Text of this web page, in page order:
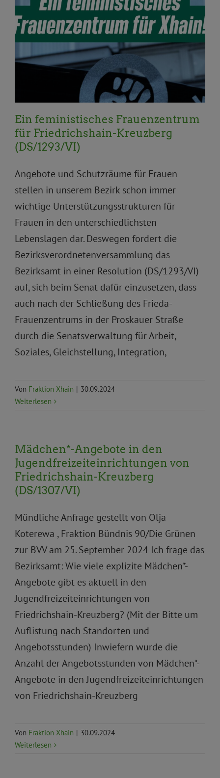
Anträge und Anfragen BVV
Familien, Kinder,
Senior*innen
Frauen*, Gleichstellung, Inklusion und
Queer Gleichstellung und Antidiskriminierung
offene Gesellschaft Resolution
Ein feministisches Frauenzentrum
für Friedrichshain-Kreuzberg
(DS/1293/VI)
Angebote und Schutzräume für Frauen
stellen in unserem Bezirk schon immer
wichtige Unterstützungsstrukturen für
Frauen in den unterschiedlichsten
Lebenslagen dar. Deswegen fordert die
Bezirksverordnetenversammlung das
Bezirksamt in einer Resolution (DS/1293/VI)
auf, sich beim Senat dafür einzusetzen, dass
auch nach der Schließung des Frieda-
Frauenzentrums in der Proskauer Straße
durch die Senatsverwaltung für Arbeit,
Soziales, Gleichstellung, Integration,
Von Fraktion Xhain | 30.09.2024
Weiterlesen
Mädchen*-Angebote in den
Jugendfreizeiteinrichtungen von
Friedrichshain-Kreuzberg
(DS/1307/VI)
Mündliche Anfrage gestellt von Olja
Koterewa , Fraktion Bündnis 90/Die Grünen
zur BVV am 25. September 2024 Ich frage das
Bezirksamt: Wie viele explizite Mädchen*-
Angebote gibt es aktuell in den
Jugendfreizeiteinrichtungen von
Friedrichshain-Kreuzberg? (Mit der Bitte um
Auflistung nach Standorten und
Angebotsstunden) Inwiefern wurde die
Anzahl der Angebotsstunden von Mädchen*-
Angebote in den Jugendfreizeiteinrichtungen
von Friedrichshain-Kreuzberg
Von Fraktion Xhain | 30.09.2024
Weiterlesen